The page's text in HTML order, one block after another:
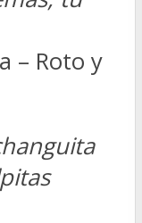
– Roto y